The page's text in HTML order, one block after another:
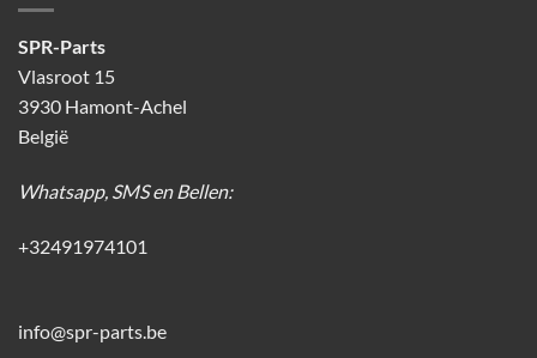
SPR-Parts
Vlasroot 15
3930 Hamont-Achel
België
Whatsapp, SMS en Bellen:
+32491974101
info@spr-parts.be